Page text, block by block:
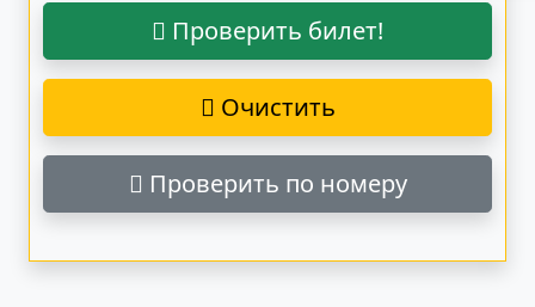
Проверить билет!
Очистить
Проверить по номеру